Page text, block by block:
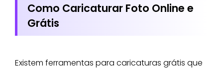
Como Caricaturar Foto Online e
Grátis
Existem ferramentas para caricaturas grátis que